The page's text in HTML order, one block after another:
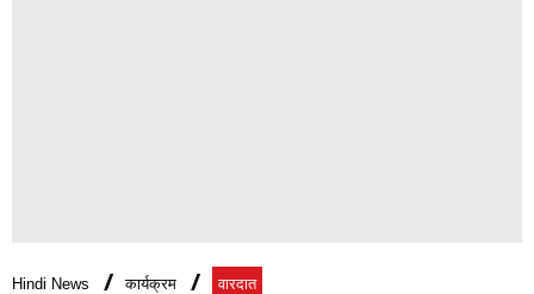
Hindi News कार्यक्रम वारदात